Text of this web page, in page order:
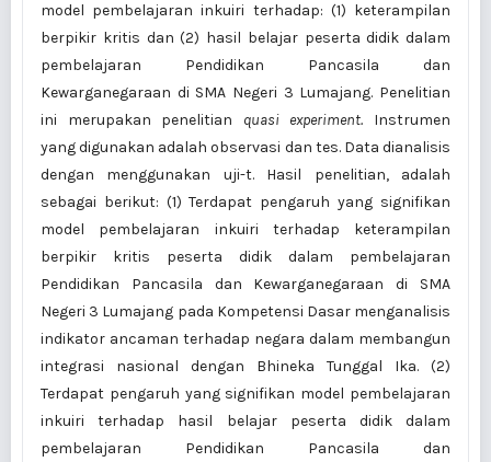
model pembelajaran inkuiri terhadap: (1) keterampilan
berpikir kritis dan (2) hasil belajar peserta didik dalam
pembelajaran Pendidikan Pancasila dan
Kewarganegaraan di SMA Negeri 3 Lumajang. Penelitian
ini merupakan penelitian quasi experiment. Instrumen
yang digunakan adalah observasi dan tes. Data dianalisis
dengan menggunakan uji-t. Hasil penelitian, adalah
sebagai berikut: (1) Terdapat pengaruh yang signifikan
model pembelajaran inkuiri terhadap keterampilan
berpikir kritis peserta didik dalam pembelajaran
Pendidikan Pancasila dan Kewarganegaraan di SMA
Negeri 3 Lumajang pada Kompetensi Dasar menganalisis
indikator ancaman terhadap negara dalam membangun
integrasi nasional dengan Bhineka Tunggal Ika. (2)
Terdapat pengaruh yang signifikan model pembelajaran
inkuiri terhadap hasil belajar peserta didik dalam
pembelajaran Pendidikan Pancasila dan